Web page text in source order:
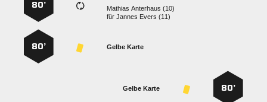
  
für  
80’
Gelbe Karte
80’
80’
Gelbe Karte